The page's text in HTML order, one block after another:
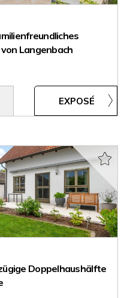
Langenbach
Doppelhaushälfte